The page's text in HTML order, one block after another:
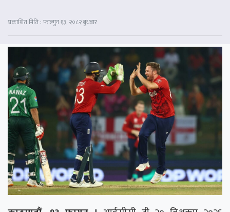
प्रकाशित मिति : फाल्गुन १३, २०८२ बुधबार